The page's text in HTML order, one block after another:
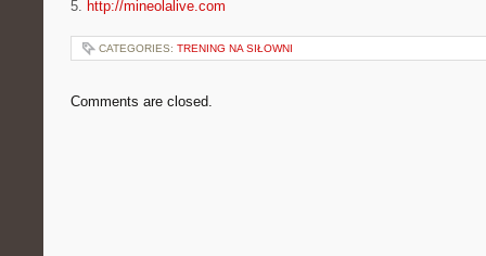
5. http://mineolalive.com
CATEGORIES: TRENING NA SIŁOWNI
Comments are closed.